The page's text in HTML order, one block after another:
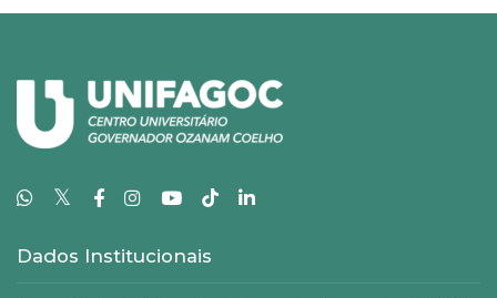
𝕏
Dados Institucionais